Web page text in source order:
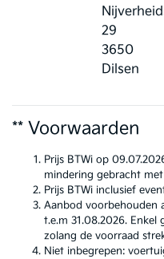
29
3650
Dilsen
** Voorwaarden
Prijs BTWi op
mindering gebracht
Prijs BTWi inclusief
Aanbod voorbehouden
t.e.m 31.08.2026. Enkel
zolang de voorraad
Niet inbegrepen: